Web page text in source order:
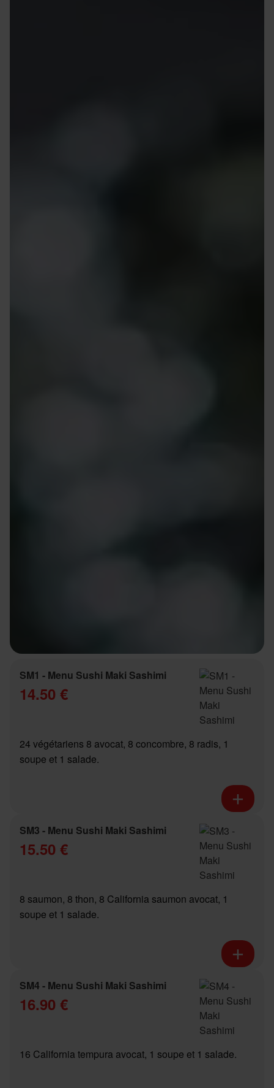
SM1 - Menu Sushi Maki Sashimi
14.50 €
24 végétariens 8 avocat, 8 concombre, 8 radis, 1
soupe et 1 salade.
SM3 - Menu Sushi Maki Sashimi
15.50 €
8 saumon, 8 thon, 8 California saumon avocat, 1
soupe et 1 salade.
SM4 - Menu Sushi Maki Sashimi
16.90 €
16 California tempura avocat, 1 soupe et 1 salade.